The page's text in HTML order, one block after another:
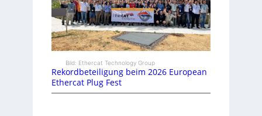
Bild: Ethercat Technology Group
Rekordbeteiligung beim 2026 European
Ethercat Plug Fest